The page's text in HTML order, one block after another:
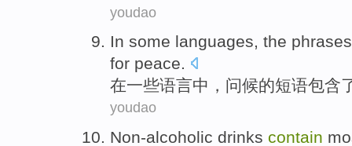
youdao
In some languages, the phrases
for peace.
在一些语言中 ， 问候的短语包含
youdao
Non-alcoholic drinks contain